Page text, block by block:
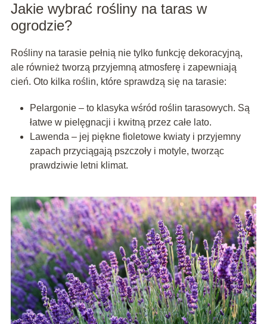
Jakie wybrać rośliny na taras w
ogrodzie?
Rośliny na tarasie pełnią nie tylko funkcję dekoracyjną,
ale również tworzą przyjemną atmosferę i zapewniają
cień. Oto kilka roślin, które sprawdzą się na tarasie:
Pelargonie – to klasyka wśród roślin tarasowych. Są
łatwe w pielęgnacji i kwitną przez całe lato.
Lawenda – jej piękne fioletowe kwiaty i przyjemny
zapach przyciągają pszczoły i motyle, tworząc
prawdziwie letni klimat.